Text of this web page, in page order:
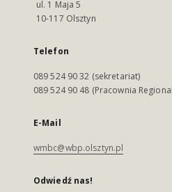
ul. 1 Maja 5
10-117 Olsztyn
Telefon
089 524 90 32 (sekretariat)
089 524 90 48 (Pracownia
E-Mail
wmbc@wbp.olsztyn.pl
Odwiedź nas!